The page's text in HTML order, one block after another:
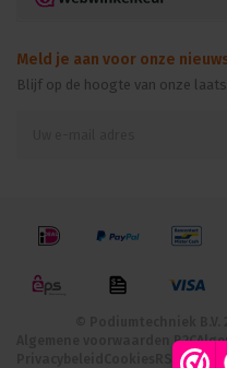
Meld je aan voor onze
Blijf op de hoogte van onze
Algemene voorwaarden B2C
RSS-feed